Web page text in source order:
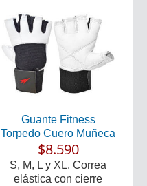
Guante Fitness
Torpedo Cuero Muñeca
$8.590
S, M, L y XL. Correa
elástica con cierre